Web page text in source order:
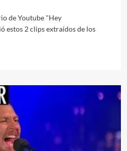
de Youtube "Hey
estos 2 clips extraídos de los